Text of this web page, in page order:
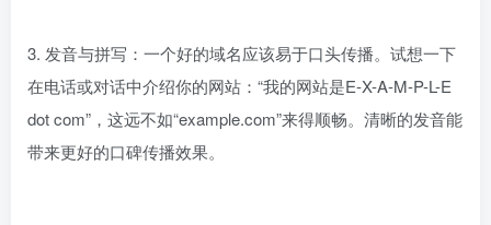
3. 发音与拼写：一个好的域名应该易于口头传播。试想一下
在电话或对话中介绍你的网站：“我的网站是E-X-A-M-P-L-E
dot com”，这远不如“example.com”来得顺畅。清晰的发音能
带来更好的口碑传播效果。